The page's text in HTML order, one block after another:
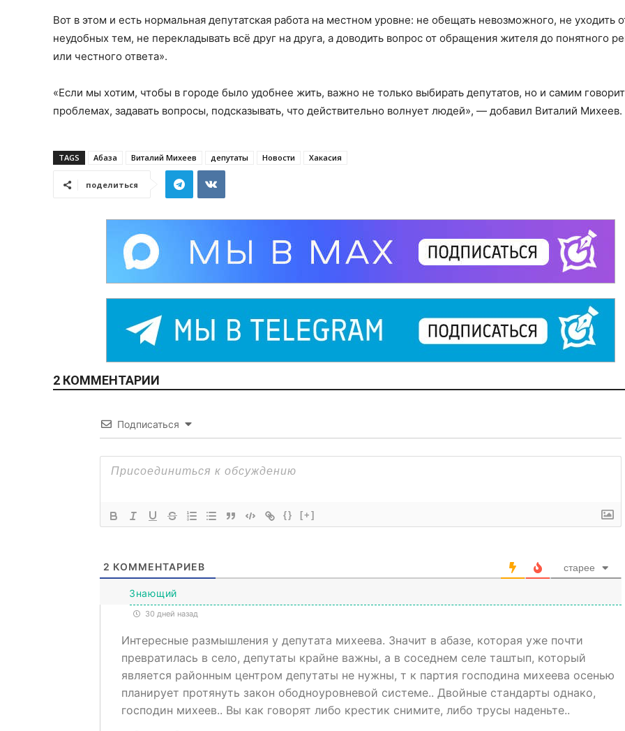
Вот в этом и есть нормальная депутатская работа на местном уровне: не обещать невозможного, не уходить
неудобных тем, не перекладывать всё друг на друга, а доводить вопрос от обращения жителя до понятного
или честного ответа».
«Если мы хотим, чтобы в городе было удобнее жить, важно не только выбирать депутатов, но и самим
проблемах, задавать вопросы, подсказывать, что действительно волнует людей», — добавил Виталий Михеев.
TAGS Абаза Виталий Михеев депутаты Новости Хакасия
поделиться
2 КОММЕНТАРИИ
Подписаться
{} [+]
2 КОММЕНТАРИЕВ старее
Знающий
30 дней назад
Интересные размышления у депутата михеева. Значит в абазе, которая уже почти
превратилась в село, депутаты крайне важны, а в соседнем селе таштып, который
является районным центром депутаты не нужны, т к партия господина михеева осенью
планирует протянуть закон ободноуровневой системе.. Двойные стандарты однако,
господин михеев.. Вы как говорят либо крестик снимите, либо трусы наденьте..